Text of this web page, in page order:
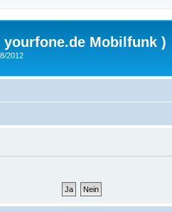
Mobilfunk )
2012